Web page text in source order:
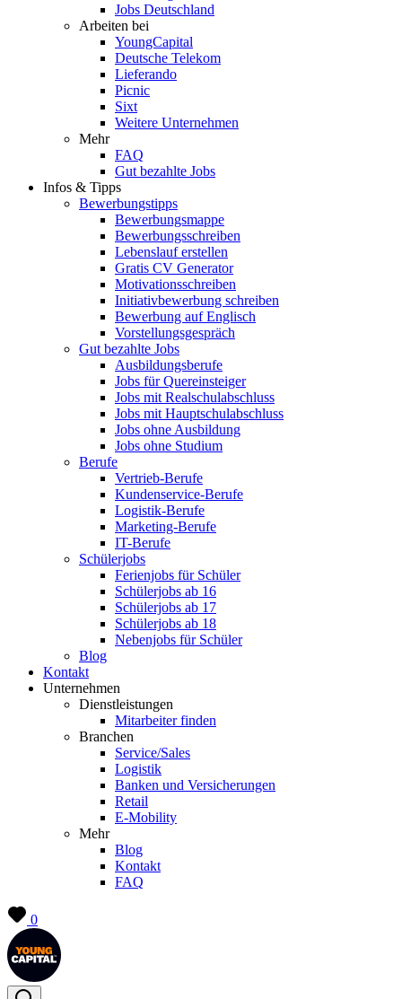
Jobs Deutschland
Arbeiten bei
YoungCapital
Deutsche Telekom
Lieferando
Picnic
Sixt
Weitere Unternehmen
Mehr
FAQ
Gut bezahlte Jobs
Infos & Tipps
Bewerbungstipps
Bewerbungsmappe
Bewerbungsschreiben
Lebenslauf erstellen
Gratis CV Generator
Motivationsschreiben
Initiativbewerbung schreiben
Bewerbung auf Englisch
Vorstellungsgespräch
Gut bezahlte Jobs
Ausbildungsberufe
Jobs für Quereinsteiger
Jobs mit Realschulabschluss
Jobs mit Hauptschulabschluss
Jobs ohne Ausbildung
Jobs ohne Studium
Berufe
Vertrieb-Berufe
Kundenservice-Berufe
Logistik-Berufe
Marketing-Berufe
IT-Berufe
Schülerjobs
Ferienjobs für Schüler
Schülerjobs ab 16
Schülerjobs ab 17
Schülerjobs ab 18
Nebenjobs für Schüler
Blog
Kontakt
Unternehmen
Dienstleistungen
Mitarbeiter finden
Branchen
Service/Sales
Logistik
Banken und Versicherungen
Retail
E-Mobility
Mehr
Blog
Kontakt
FAQ
0